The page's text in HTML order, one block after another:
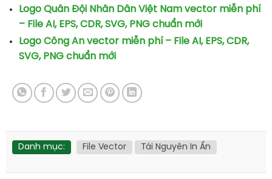
Logo Quân Đội Nhân Dân Việt Nam vector miễn phí
– File AI, EPS, CDR, SVG, PNG chuẩn mới
Logo Công An vector miễn phí – File AI, EPS, CDR,
SVG, PNG chuẩn mới
Danh mục: File Vector Tài Nguyên In Ấn